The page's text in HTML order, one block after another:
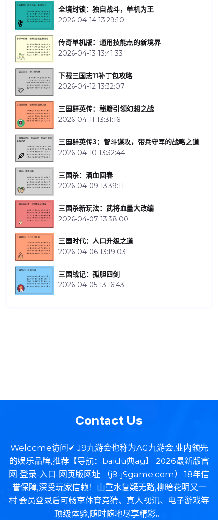
全境封锁：独自战斗，单机为王
2026-04-14 13:29:10
传奇单机版：通用技能点的新境界
2026-04-13 13:41:33
下载三国志11补丁包攻略
2026-04-12 13:32:07
三国群英传：秘籍引领幻想之战
2026-04-11 13:31:16
三国群英传3：智斗谋攻，带兵守军的战略之道
2026-04-10 13:32:44
三国杀：酒血回春
2026-04-09 13:39:11
三国杀新玩法：武将血量大改编
2026-04-07 13:38:00
三国时代：人口升级之道
2026-04-06 13:19:03
三国战记：孤胆四剑
2026-04-05 13:16:43
Contact Us
Welcome访问✔ J9九游会也称为AG九游会,业内领先
的娱乐品牌,推荐【导航：baidu典ag】 2026最新版官
网-登录-入口-网页版网址 （j9-j9game.com） 18年信
誉保障,深受玩家信赖！山重水复疑无路,柳暗花明又一
村,会员登录后可畅享体育竞猜、真人视讯、电子游戏等
顶级体验,随时随地尽享精彩。